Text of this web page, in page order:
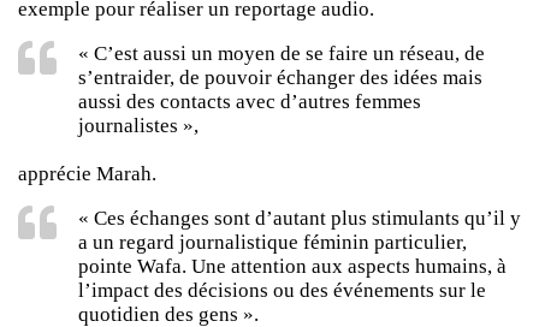
exemple pour réaliser un reportage audio.
« C’est aussi un moyen de se faire un réseau, de
s’entraider, de pouvoir échanger des idées mais
aussi des contacts avec d’autres femmes
journalistes »,
apprécie Marah.
« Ces échanges sont d’autant plus stimulants qu’il y
a un regard journalistique féminin particulier,
pointe Wafa. Une attention aux aspects humains, à
l’impact des décisions ou des événements sur le
quotidien des gens ».